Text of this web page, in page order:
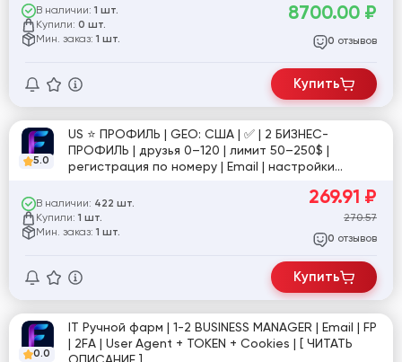
В наличии: 1 шт.
Купили: 0 шт.
Мин. заказ: 1 шт.
8700.00 ₽
0 отзывов
Купить
5.0
US ⭐️ ПРОФИЛЬ | GEO: США | ✅ | 2 БИЗНЕС-
ПРОФИЛЬ | друзья 0–120 | лимит 50–250$ |
регистрация по номеру | Email | настройки
подтверждения в комплекте | №sup
В наличии: 422 шт.
Купили: 1 шт.
Мин. заказ: 1 шт.
269.91 ₽
270.57
0 отзывов
Купить
0.0
IT Ручной фарм | 1-2 BUSINESS MANAGER | Email | FP
| 2FA | User Agent + TOKEN + Cookies | [ ЧИТАТЬ